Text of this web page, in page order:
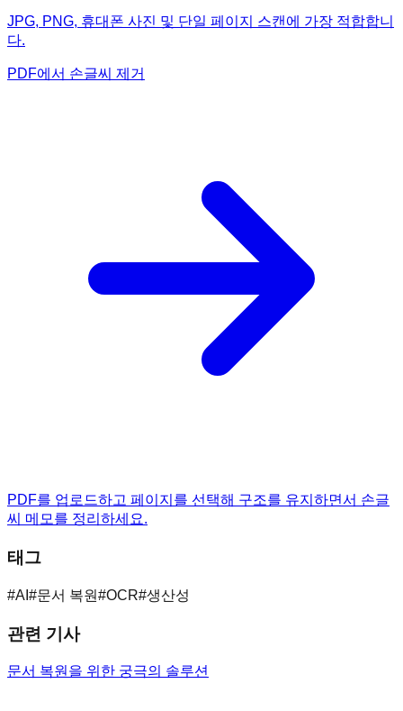
JPG, PNG, 휴대폰 사진 및 단일 페이지 스캔에 가장 적합합니
다.
PDF에서 손글씨 제거
PDF를 업로드하고 페이지를 선택해 구조를 유지하면서 손글
씨 메모를 정리하세요.
태그
#AI #문서 복원#OCR#생산성
관련 기사
문서 복원을 위한 궁극의 솔루션